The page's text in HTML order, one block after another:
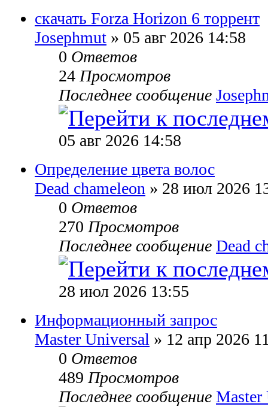
скачать Forza Horizon 6 торрент
Josephmut » 05 авг 2026 14:58
0 Ответов
24Просмотров
Последнее сообщение
05 авг 2026 14:58
Определение цвета волос
Dead chameleon » 28 июл 2026
0 Ответов
270Просмотров
Последнее сообщение Dead
28 июл 2026 13:55
Информационный запрос
Master Universal » 12 апр 2026
0 Ответов
489Просмотров
Последнее сообщение Master